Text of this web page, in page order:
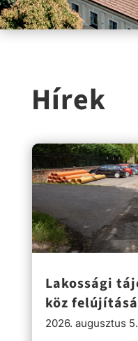
Hírek
Lakossági
köz
2026. augusztus 5.